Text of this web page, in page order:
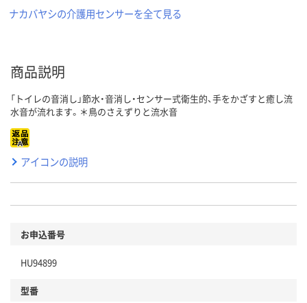
ナカバヤシの介護用センサーを全て見る
商品説明
「トイレの音消し」節水・音消し・センサー式衛生的、手をかざすと癒し流
水音が流れます。＊鳥のさえずりと流水音
アイコンの説明
お申込番号
HU94899
型番